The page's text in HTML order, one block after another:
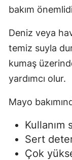
bakım
Deniz veya
temiz suyla
kumaş
yardımcı olur.
Mayo
Kullanım
Sert
Çok